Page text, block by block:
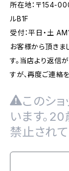
所在地：〒154-
ルB1F
受付：平日・土
お客様から頂きま
す。当店より返信
すが、再度ご連絡
このシ
います。
禁止されて